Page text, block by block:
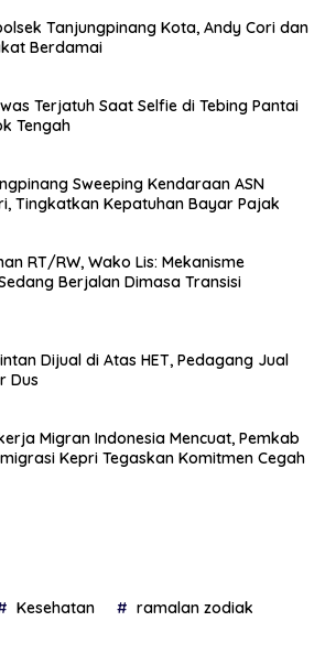
Tanjungpinang Kota, Andy Cori dan
Berdamai
Terjatuh Saat Selfie di Tebing Pantai
Tengah
Sweeping Kendaraan ASN
Tingkatkan Kepatuhan Bayar Pajak
RT/RW, Wako Lis: Mekanisme
Berjalan Dimasa Transisi
Dijual di Atas HET, Pedagang Jual
Dus
Migran Indonesia Mencuat, Pemkab
Kepri Tegaskan Komitmen Cegah
Kesehatan ramalan zodiak